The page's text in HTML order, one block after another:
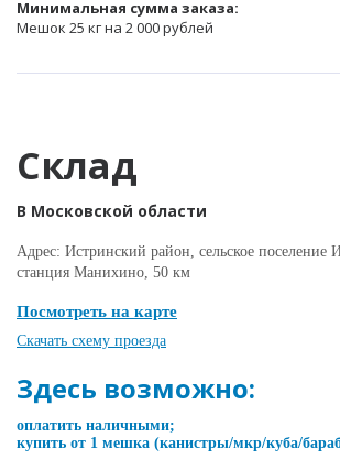
Минимальная сумма заказа:
Мешок 25 кг на 2 000 рублей
Склад
В Московской области
Адрес: Истринский район, сельское поселение
станция Манихино, 50 км
Посмотреть на карте
Скачать схему проезда
Здесь возможно:
оплатить наличными;
купить от 1 мешка (канистры/мкр/куба/